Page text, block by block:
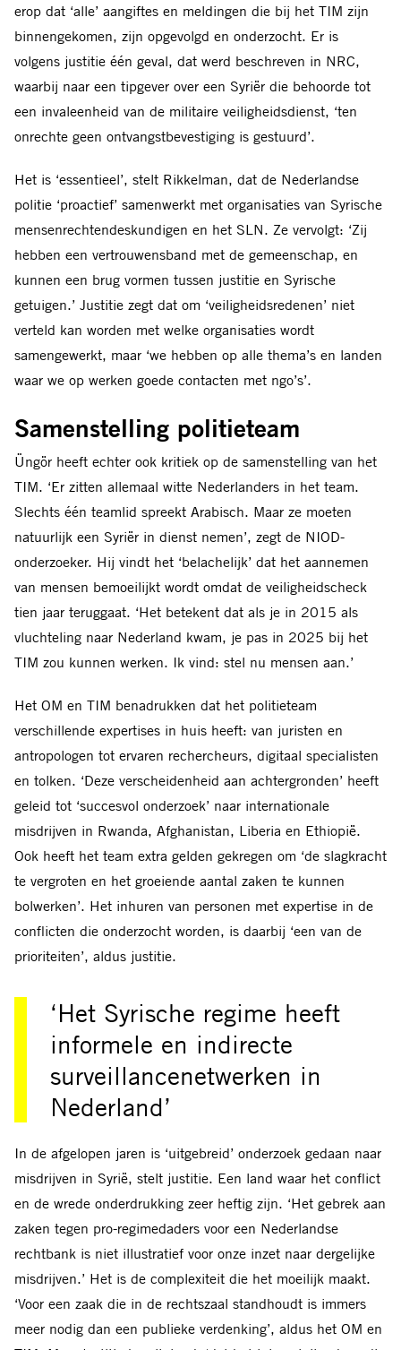
erop dat ‘alle’ aangiftes en meldingen die bij het TIM zijn
binnengekomen, zijn opgevolgd en onderzocht. Er is
volgens justitie één geval, dat werd beschreven in NRC,
waarbij naar een tipgever over een Syriër die behoorde tot
een invaleenheid van de militaire veiligheidsdienst, ‘ten
onrechte geen ontvangstbevestiging is gestuurd’.
Het is ‘essentieel’, stelt Rikkelman, dat de Nederlandse
politie ‘proactief’ samenwerkt met organisaties van Syrische
mensenrechtendeskundigen en het SLN. Ze vervolgt: ‘Zij
hebben een vertrouwensband met de gemeenschap, en
kunnen een brug vormen tussen justitie en Syrische
getuigen.’ Justitie zegt dat om ‘veiligheidsredenen’ niet
verteld kan worden met welke organisaties wordt
samengewerkt, maar ‘we hebben op alle thema’s en landen
waar we op werken goede contacten met ngo’s’.
Samenstelling politieteam
Üngör heeft echter ook kritiek op de samenstelling van het
TIM. ‘Er zitten allemaal witte Nederlanders in het team.
Slechts één teamlid spreekt Arabisch. Maar ze moeten
natuurlijk een Syriër in dienst nemen’, zegt de NIOD-
onderzoeker. Hij vindt het ‘belachelijk’ dat het aannemen
van mensen bemoeilijkt wordt omdat de veiligheidscheck
tien jaar teruggaat. ‘Het betekent dat als je in 2015 als
vluchteling naar Nederland kwam, je pas in 2025 bij het
TIM zou kunnen werken. Ik vind: stel nu mensen aan.’
Het OM en TIM benadrukken dat het politieteam
verschillende expertises in huis heeft: van juristen en
antropologen tot ervaren rechercheurs, digitaal specialisten
en tolken. ‘Deze verscheidenheid aan achtergronden’ heeft
geleid tot ‘succesvol onderzoek’ naar internationale
misdrijven in Rwanda, Afghanistan, Liberia en Ethiopië.
Ook heeft het team extra gelden gekregen om ‘de slagkracht
te vergroten en het groeiende aantal zaken te kunnen
bolwerken’. Het inhuren van personen met expertise in de
conflicten die onderzocht worden, is daarbij ‘een van de
prioriteiten’, aldus justitie.
‘Het Syrische regime heeft
informele en indirecte
surveillancenetwerken in
Nederland’
In de afgelopen jaren is ‘uitgebreid’ onderzoek gedaan naar
misdrijven in Syrië, stelt justitie. Een land waar het conflict
en de wrede onderdrukking zeer heftig zijn. ‘Het gebrek aan
zaken tegen pro-regimedaders voor een Nederlandse
rechtbank is niet illustratief voor onze inzet naar dergelijke
misdrijven.’ Het is de complexiteit die het moeilijk maakt.
‘Voor een zaak die in de rechtszaal standhoudt is immers
meer nodig dan een publieke verdenking’, aldus het OM en